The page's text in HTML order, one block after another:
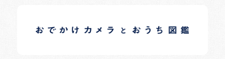
日常の様子など随時更新中です。